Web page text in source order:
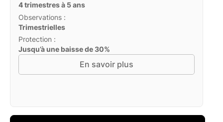
4 trimestres à 5 ans
Observations :
Trimestrielles
Protection :
Jusqu’à une baisse de 30%
En savoir plus